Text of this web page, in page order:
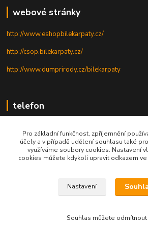
webové stránky
http://www.eshopbilekarpaty.cz/
http://csop.bilekarpaty.cz/
http://www.dumprirody.cz/bilekarpaty
telefon
+420 727 880 789
PO - PÁ: 9 - 17
© 2025; ZO ČSOP Bílé
Pro základní funkčnost, zpříjemnění
účely a v případě udělení souhlasu také
využíváme soubory cookies. Nastavení
cookies můžete kdykoli upravit odkazem
Nastavení
Souhlas můžete odmítnout